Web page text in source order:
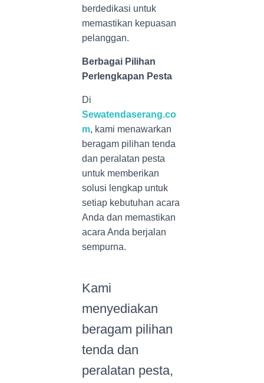
berdedikasi untuk
memastikan kepuasan
pelanggan.
Berbagai Pilihan
Perlengkapan Pesta
Di
Sewatendaserang.co
m, kami menawarkan
beragam pilihan tenda
dan peralatan pesta
untuk memberikan
solusi lengkap untuk
setiap kebutuhan acara
Anda dan memastikan
acara Anda berjalan
sempurna.
Kami
menyediakan
beragam pilihan
tenda dan
peralatan pesta,